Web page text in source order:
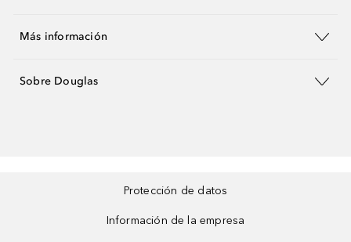
Más información
Sobre Douglas
Protección de datos
Información de la empresa